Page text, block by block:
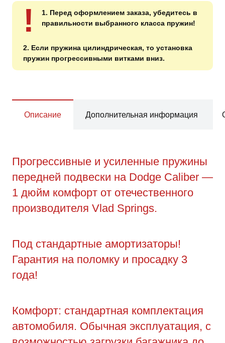
!
1. Перед оформлением заказа, убедитесь в
правильности выбранного класса пружин!
2. Если пружина цилиндрическая, то установка
пружин прогрессивными витками вниз.
Описание Дополнительная информация
Прогрессивные и усиленные пружины
передней подвески на Dodge Caliber —
1 дюйм комфорт от отечественного
производителя Vlad Springs.
Под стандартные амортизаторы!
Гарантия на поломку и просадку 3
года!
Комфорт: стандартная комплектация
автомобиля. Обычная эксплуатация, с